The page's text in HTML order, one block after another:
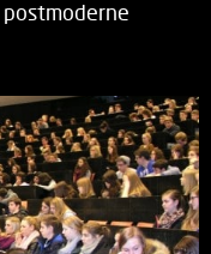
postmoderne